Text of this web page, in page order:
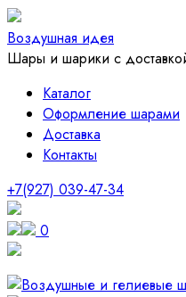
Воздушная идея
Шары и шарики с
Каталог
Оформление шарами
Доставка
Контакты
+7(927) 039-47-34
0